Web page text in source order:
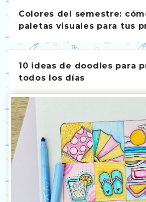
Colores del semestre:
paletas visuales para tus
10 ideas de doodles para
todos los días